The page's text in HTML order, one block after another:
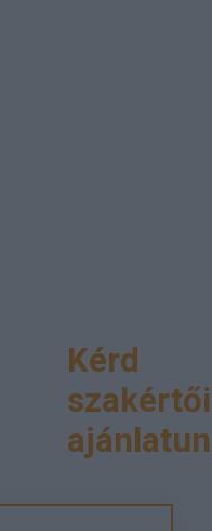
Kérd
szakértői